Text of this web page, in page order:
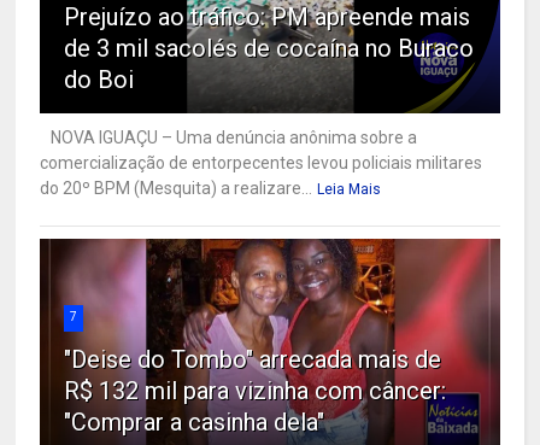
Prejuízo ao tráfico: PM apreende mais
de 3 mil sacolés de cocaína no Buraco
do Boi
NOVA IGUAÇU – Uma denúncia anônima sobre a
comercialização de entorpecentes levou policiais militares
do 20º BPM (Mesquita) a realizare...
Leia Mais
7
"Deise do Tombo" arrecada mais de
R$ 132 mil para vizinha com câncer:
"Comprar a casinha dela"